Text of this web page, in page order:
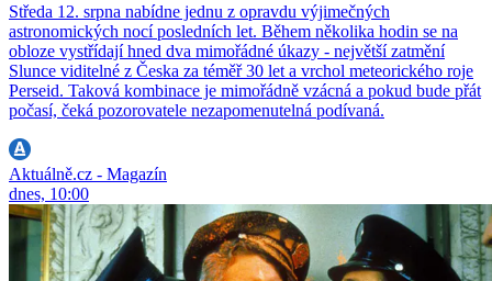
Středa 12. srpna nabídne jednu z opravdu výjimečných
astronomických nocí posledních let. Během několika hodin se na
obloze vystřídají hned dva mimořádné úkazy - největší zatmění
Slunce viditelné z Česka za téměř 30 let a vrchol meteorického roje
Perseid. Taková kombinace je mimořádně vzácná a pokud bude přát
počasí, čeká pozorovatele nezapomenutelná podívaná.
Aktuálně.cz - Magazín
dnes, 10:00